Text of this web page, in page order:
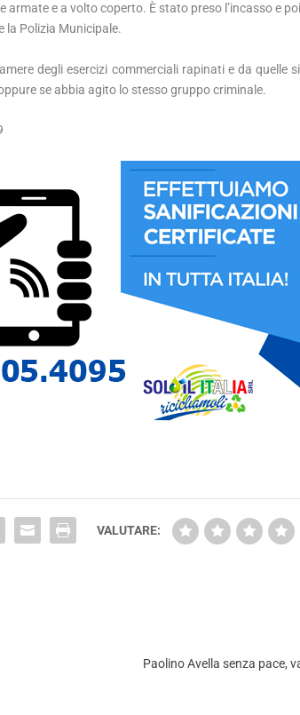
e a volto coperto. È stato preso l’incasso e
la Polizia Municipale.
degli esercizi commerciali rapinati e da quelle
se abbia agito lo stesso gruppo criminale.
VALUTARE:
Paolino Avella senza pace,